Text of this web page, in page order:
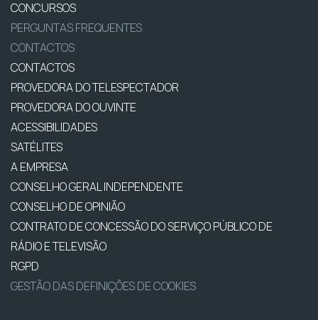
CONCURSOS
PERGUNTAS FREQUENTES
CONTACTOS
CONTACTOS
PROVEDORA DO TELESPECTADOR
PROVEDORA DO OUVINTE
ACESSIBILIDADES
SATÉLITES
A EMPRESA
CONSELHO GERAL INDEPENDENTE
CONSELHO DE OPINIÃO
CONTRATO DE CONCESSÃO DO SERVIÇO PÚBLICO DE
RÁDIO E TELEVISÃO
RGPD
GESTÃO DAS DEFINIÇÕES DE COOKIES